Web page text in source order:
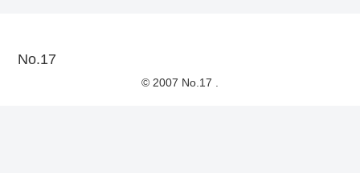
No.17
© 2007 No.17 .